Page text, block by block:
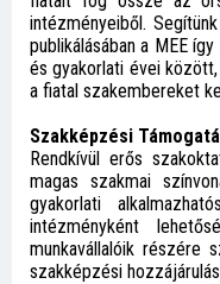
intézményeiből.
publikálásában a MEE
és gyakorlati évei
a fiatal szakembereket
Szakképzési
Rendkívül erős
magas szakmai
gyakorlati
intézményként
munkavállalóik részére
szakképzési